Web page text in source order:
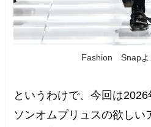
Fashion Snapよ
というわけで、今回は
ソンオムプリュスの欲しい